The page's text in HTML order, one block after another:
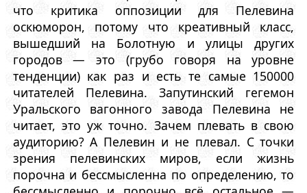
что критика оппозиции для Пелевина
оскюморон, потому что креативный класс,
вышедший на Болотную и улицы других
городов — это (грубо говоря на уровне
тенденции) как раз и есть те самые 150000
читателей Пелевина. Запутинский гегемон
Уральского вагонного завода Пелевина не
читает, это уж точно. Зачем плевать в свою
аудиторию? А Пелевин и не плевал. С точки
зрения пелевинских миров, если жизнь
порочна и бессмысленна по определению, то